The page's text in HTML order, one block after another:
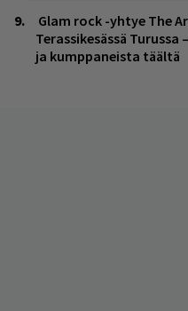
Glam rock -yhtye The
Terassikesässä
ja kumppaneista täältä